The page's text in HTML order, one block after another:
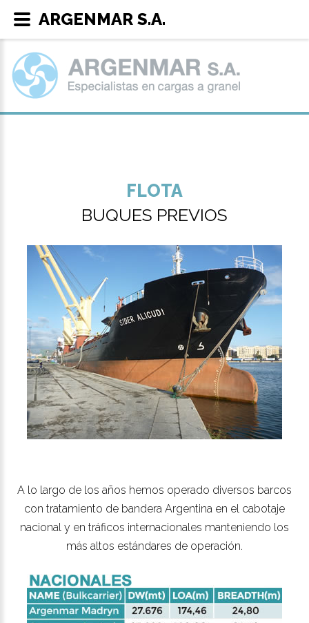
FLOTA
BUQUES PREVIOS
A lo largo de los años hemos operado diversos barcos
con tratamiento de bandera Argentina en el cabotaje
nacional y en tráficos internacionales manteniendo los
más altos estándares de operación.
ARGENMAR S.A.